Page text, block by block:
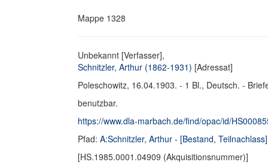
Mappe 1328
Unbekannt [Verfasser],
Schnitzler, Arthur (1862-1931) [Adressat]
Poleschowitz, 16.04.1903. - 1 Bl., Deutsch. -
benutzbar.
https://www.dla-marbach.de/find/opac/id/
Pfad: A:Schnitzler, Arthur - [Bestand, Teilnachlass]
[HS.1985.0001.04909 (Akquisitionsnummer)]